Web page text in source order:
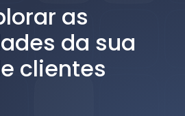
as
da sua
clientes